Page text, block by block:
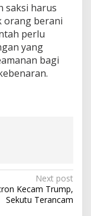
saksi harus
orang berani
perlu
yang
bagi
Next post
Kecam Trump,
Sekutu Terancam